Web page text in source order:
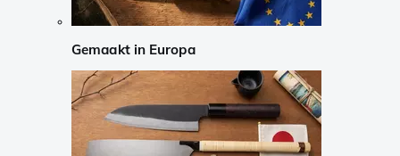
Gemaakt in Europa